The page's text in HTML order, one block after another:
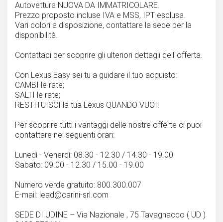
Autovettura NUOVA DA IMMATRICOLARE.
Prezzo proposto incluse IVA e MSS, IPT esclusa.
Vari colori a disposizione, contattare la sede per la
disponibilità.
Contattaci per scoprire gli ulteriori dettagli dell''offerta.
Con Lexus Easy sei tu a guidare il tuo acquisto:
CAMBI le rate;
SALTI le rate;
RESTITUISCI la tua Lexus QUANDO VUOI!
Per scoprire tutti i vantaggi delle nostre offerte ci puoi
contattare nei seguenti orari:
Lunedì - Venerdì: 08.30 - 12.30 / 14.30 - 19.00
Sabato: 09.00 - 12.30 / 15.00 - 19.00
Numero verde gratuito: 800.300.007
E-mail: lead@carini-srl.com
SEDE DI UDINE – Via Nazionale , 75 Tavagnacco ( UD )